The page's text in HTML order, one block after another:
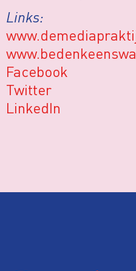
Links:
Facebook
Twitter
LinkedIn